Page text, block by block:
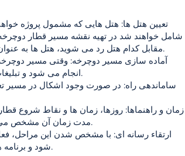
شامل خواهند شد در تهیه نقشه مسیر قطار دوچرخه
مقابل کدام هتل رد می شوید، هتل ها به عنوان ایستگاه قطار دوچرخه نامیده می شوند.
انجام می شود و تبلیغات در شبکه های اجتماعی انجام می شود.
مدت زمان آن مشخص می شود و راهنمای دوچرخه ایجاد می شود.
شود و برنامه های قطار دوچرخه به تدریج آغاز می شود.